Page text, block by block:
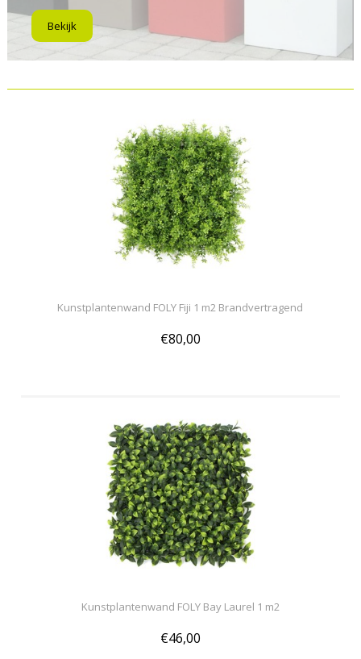
Bekijk
Kunstplantenwand FOLY Fiji 1 m2 Brandvertragend
€80,00
Kunstplantenwand FOLY Bay Laurel 1 m2
€46,00